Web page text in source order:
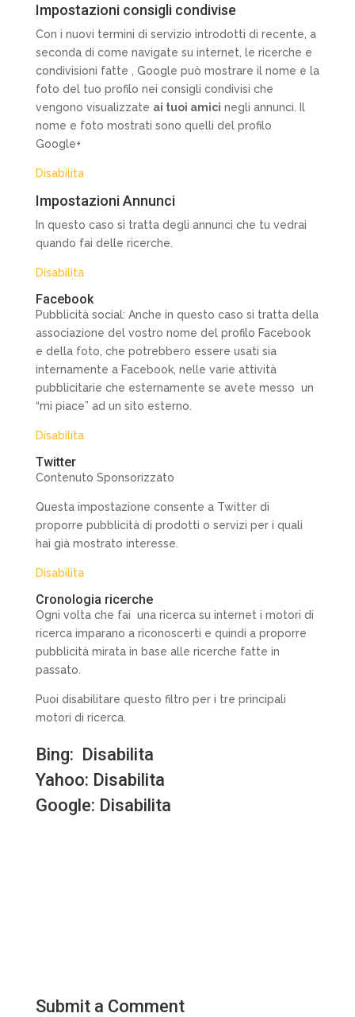
Impostazioni consigli condivise
Con i nuovi termini di servizio introdotti di recente, a
seconda di come navigate su internet, le ricerche e
condivisioni fatte , Google può mostrare il nome e la
foto del tuo profilo nei consigli condivisi che
vengono visualizzate ai tuoi amici negli annunci. Il
nome e foto mostrati sono quelli del profilo
Google+
Disabilita
Impostazioni Annunci
In questo caso si tratta degli annunci che tu vedrai
quando fai delle ricerche.
Disabilita
Facebook
Pubblicità social: Anche in questo caso si tratta della
associazione del vostro nome del profilo Facebook
e della foto, che potrebbero essere usati sia
internamente a Facebook, nelle varie attività
pubblicitarie che esternamente se avete messo un
“mi piace” ad un sito esterno.
Disabilita
Twitter
Contenuto Sponsorizzato
Questa impostazione consente a Twitter di
proporre pubblicità di prodotti o servizi per i quali
hai già mostrato interesse.
Disabilita
Cronologia ricerche
Ogni volta che fai una ricerca su internet i motori di
ricerca imparano a riconoscerti e quindi a proporre
pubblicità mirata in base alle ricerche fatte in
passato.
Puoi disabilitare questo filtro per i tre principali
motori di ricerca.
Bing: Disabilita
Yahoo: Disabilita
Google: Disabilita
Submit a Comment